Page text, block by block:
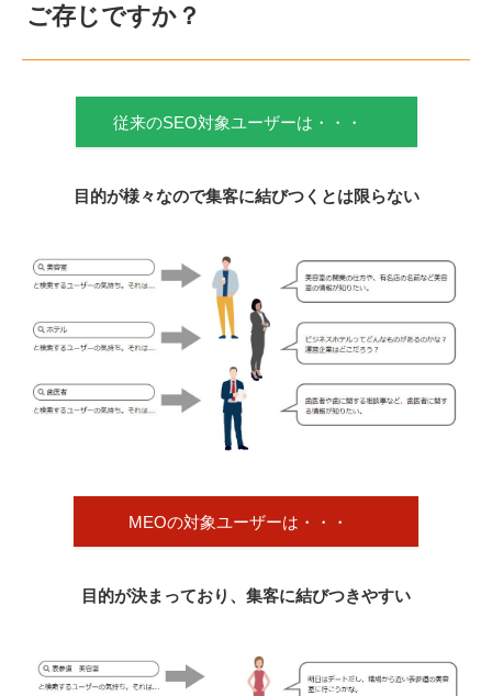
ご存じですか？
従来のSEO対象ユーザーは・・・
目的が様々なので集客に結びつくとは限らない
MEOの対象ユーザーは・・・
目的が決まっており、集客に結びつきやすい